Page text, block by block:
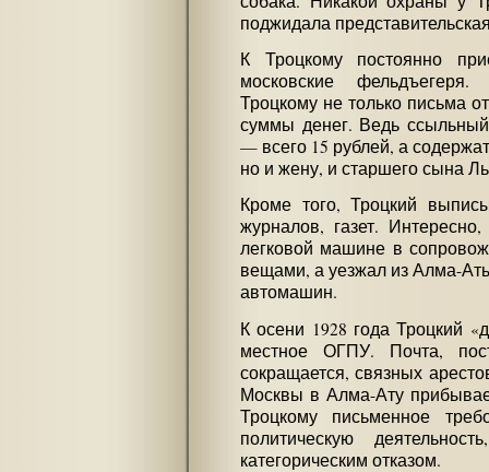
поджидала
К Троцкому постоянно
московские
Троцкому не только письма
суммы денег. Ведь
— всего 15 рублей, а
но и жену, и старшего сына
Кроме того, Троцкий
журналов, газет.
легковой машине в
вещами, а уезжал из Алма-
автомашин.
К осени 1928 года Троцкий
местное ОГПУ. Почта,
сокращается, связных
Москвы в Алма-Ату
Троцкому письменное
политическую
категорическим отказом.